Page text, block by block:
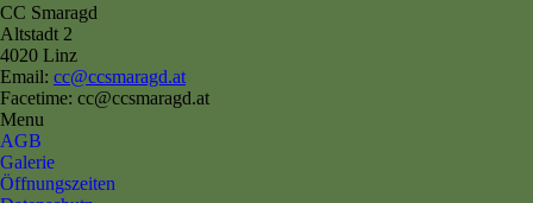
CC Smaragd
Altstadt 2
4020 Linz
Email: cc@ccsmaragd.at
Facetime: cc@ccsmaragd.at
Menu
AGB
Galerie
Öffnungszeiten